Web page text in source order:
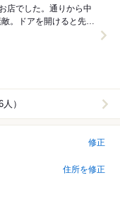
店でした。通りから中
。ドアを開けると先ず
）
修正
住所を修正